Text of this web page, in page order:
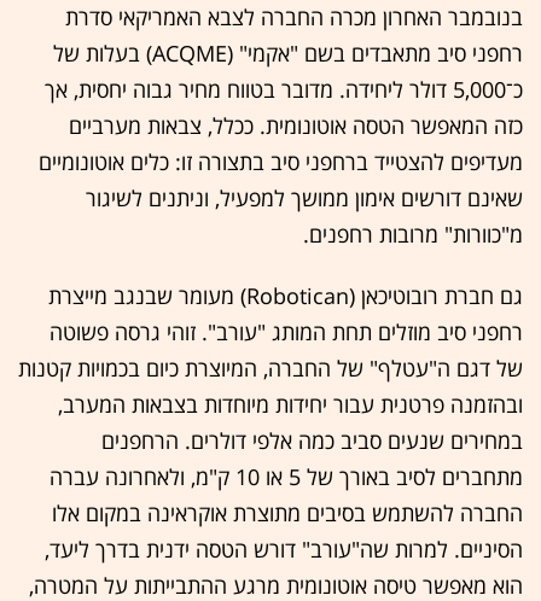
בנובמבר האחרון מכרה החברה לצבא האמריקאי סדרת
רחפני סיב מתאבדים בשם "אקמי" (ACQME) בעלות של
כ־5,000 דולר ליחידה. מדובר בטווח מחיר גבוה יחסית, אך
כזה המאפשר הטסה אוטונומית. ככלל, צבאות מערביים
מעדיפים להצטייד ברחפני סיב בתצורה זו: כלים אוטונומיים
שאינם דורשים אימון ממושך למפעיל, וניתנים לשיגור
מ"כוורות" מרובות רחפנים.
גם חברת רובוטיכאן (Robotican) מעומר שבנגב מייצרת
רחפני סיב מוזלים תחת המותג "עורב". זוהי גרסה פשוטה
של דגם ה"עטלף" של החברה, המיוצרת כיום בכמויות קטנות
ובהזמנה פרטנית עבור יחידות מיוחדות בצבאות המערב,
במחירים שנעים סביב כמה אלפי דולרים. הרחפנים
מתחברים לסיב באורך של 5 או 10 ק"מ, ולאחרונה עברה
החברה להשתמש בסיבים מתוצרת אוקראינה במקום אלו
הסיניים. למרות שה"עורב" דורש הטסה ידנית בדרך ליעד,
הוא מאפשר טיסה אוטונומית מרגע ההתבייתות על המטרה,